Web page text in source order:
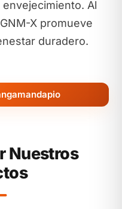
Al
X promueve
duradero.
Nuestros